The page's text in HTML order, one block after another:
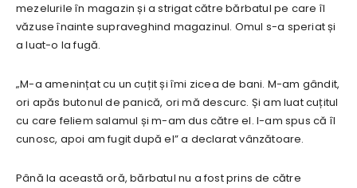
mezelurile în magazin și a strigat către bărbatul pe care îl
văzuse înainte supraveghind magazinul. Omul s-a speriat și
a luat-o la fugă.
„M-a amenințat cu un cuțit și îmi zicea de bani. M-am gândit,
ori apăs butonul de panică, ori mă descurc. Și am luat cuțitul
cu care feliem salamul și m-am dus către el. I-am spus că îl
cunosc, apoi am fugit după el” a declarat vânzătoare.
Până la această oră, bărbatul nu a fost prins de către